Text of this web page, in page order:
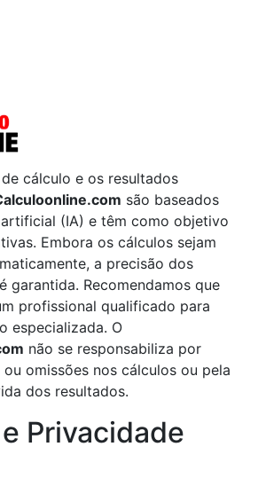
cálculo e os resultados
são baseados
(IA) e têm como objetivo
Embora os cálculos sejam
a precisão dos
garantida. Recomendamos que
profissional qualificado para
especializada. O
não se responsabiliza por
omissões nos cálculos ou pela
dos resultados.
Privacidade